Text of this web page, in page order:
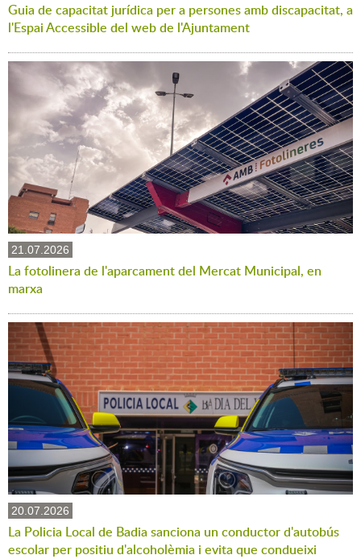
Guia de capacitat jurídica per a persones amb discapacitat, a
l'Espai Accessible del web de l'Ajuntament
21.07.2026
La fotolinera de l'aparcament del Mercat Municipal, en
marxa
20.07.2026
La Policia Local de Badia sanciona un conductor d'autobús
escolar per positiu d'alcoholèmia i evita que condueixi